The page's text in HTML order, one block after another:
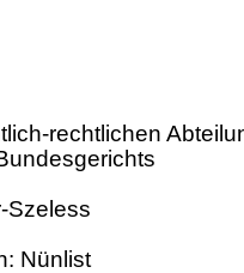
rechtlichen
Szeless
Nünlist